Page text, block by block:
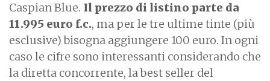
Caspian Blue. Il prezzo di listino parte da
11.995 euro f.c., ma per le tre ultime tinte (più
esclusive) bisogna aggiungere 100 euro. In ogni
caso le cifre sono interessanti considerando che
la diretta concorrente, la best seller del